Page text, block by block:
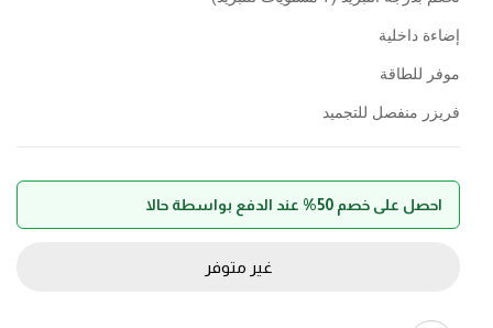
إضاءة داخلية
موفر للطاقة
فريزر منفصل للتجميد
احصل على خصم 50% عند الدفع بواسطة حالا
غير متوفر